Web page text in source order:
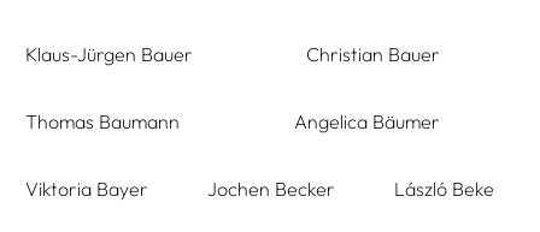
Klaus-Jürgen Bauer Christian Bauer
Thomas Baumann Angelica Bäumer
Viktoria Bayer Jochen Becker László Beke